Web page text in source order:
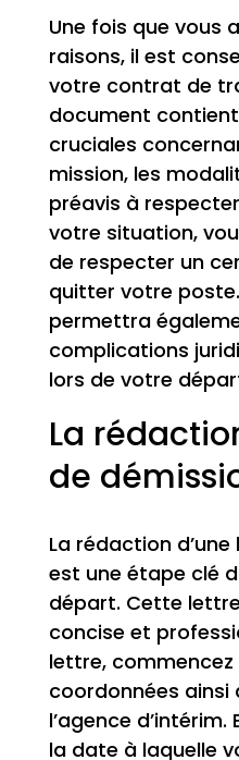
Une fois que vous
raisons, il est
votre contrat de
document
cruciales
mission, les
préavis à
votre situation,
de respecter un
quitter votre
permettra
complications
lors de votre
La
de
La rédaction
est une étape clé
départ. Cette
concise et
lettre,
coordonnées ainsi
l’agence
la date à laquelle